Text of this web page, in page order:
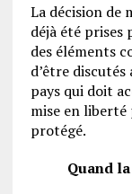
La décision de
déjà été prises
des éléments
d’être discutés
pays qui doit
mise en
protégé.
Quand